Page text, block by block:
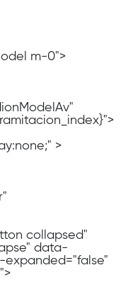
m-0">
>
collapsed"
data-